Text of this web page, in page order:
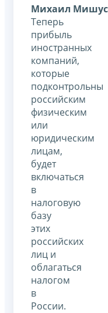
Михаил
Теперь
прибыль
иностранных
компаний,
которые
подконтрольны
российским
физическим
или
юридическим
лицам,
будет
включаться
в
налоговую
базу
этих
российских
лиц и
облагаться
налогом
в
России.